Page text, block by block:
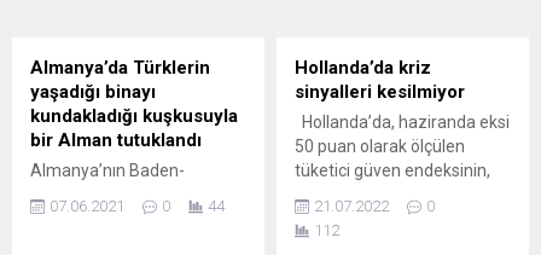
Almanya’da Türklerin
yaşadığı binayı
kundakladığı kuşkusuyla
bir Alman tutuklandı
Almanya’nın Baden-
Pforzheim şehrinde
07.06.2021 0 44
Hollanda’da kriz
sinyalleri kesilmiyor
Hollanda’da, haziranda eksi
50 puan olarak ölçülen
tüketici güven endeksinin,
tarihinin en düşük
seviyesine gerilediği
21.07.2022
0
112